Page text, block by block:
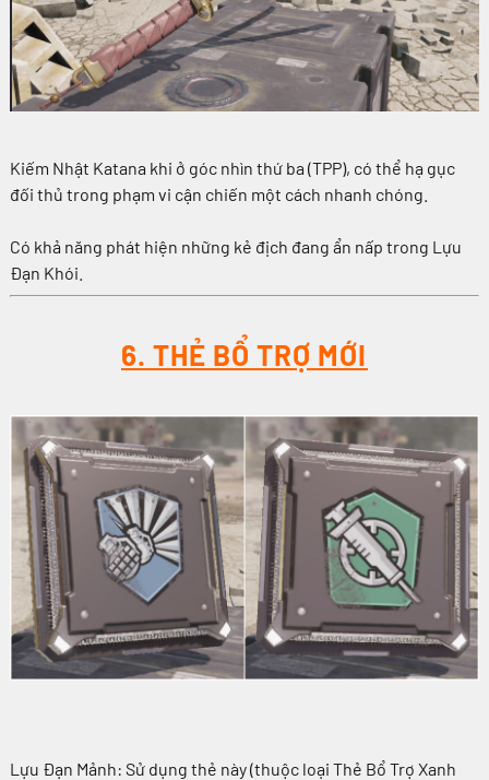
Kiếm Nhật Katana khi ở góc nhìn thứ ba (TPP), có thể hạ gục
đối thủ trong phạm vi cận chiến một cách nhanh chóng.
Có khả năng phát hiện những kẻ địch đang ẩn nấp trong Lựu
Đạn Khói.
6. THẺ BỔ TRỢ MỚI
Lựu Đạn Mảnh: Sử dụng thẻ này (thuộc loại Thẻ Bổ Trợ Xanh